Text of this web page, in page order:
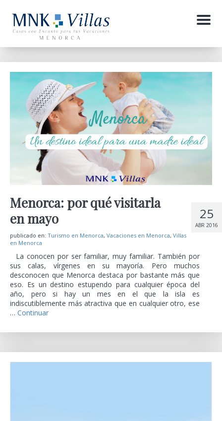
Menu
25
ABR 2016
Menorca: por qué visitarla
en mayo
publicado en: Turismo en Menorca, Vacaciones en Menorca, Villas
en Menorca
La conocen por ser familiar, muy familiar. También por
sus calas, vírgenes en su mayoría. Pero muchos
desconocen que Menorca destaca por bastante más que
eso. Es un destino estupendo para cualquier época del
año, pero si hay un mes en el que la isla es
indiscutiblemente más atractiva que en cualquier otro, ese
… Continuar